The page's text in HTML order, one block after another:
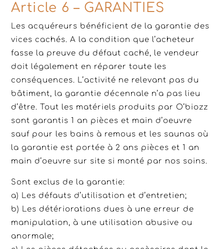
Article 6 – GARANTIES
Les acquéreurs bénéficient de la garantie des
vices cachés. A la condition que l’acheteur
fasse la preuve du défaut caché, le vendeur
doit légalement en réparer toute les
conséquences. L’activité ne relevant pas du
bâtiment, la garantie décennale n’a pas lieu
d’être. Tout les matériels produits par O’biozz
sont garantis 1 an pièces et main d’oeuvre
sauf pour les bains à remous et les saunas où
la garantie est portée à 2 ans pièces et 1 an
main d’oeuvre sur site si monté par nos soins.
Sont exclus de la garantie:
a) Les défauts d’utilisation et d’entretien;
b) Les détériorations dues à une erreur de
manipulation, à une utilisation abusive ou
anormale;